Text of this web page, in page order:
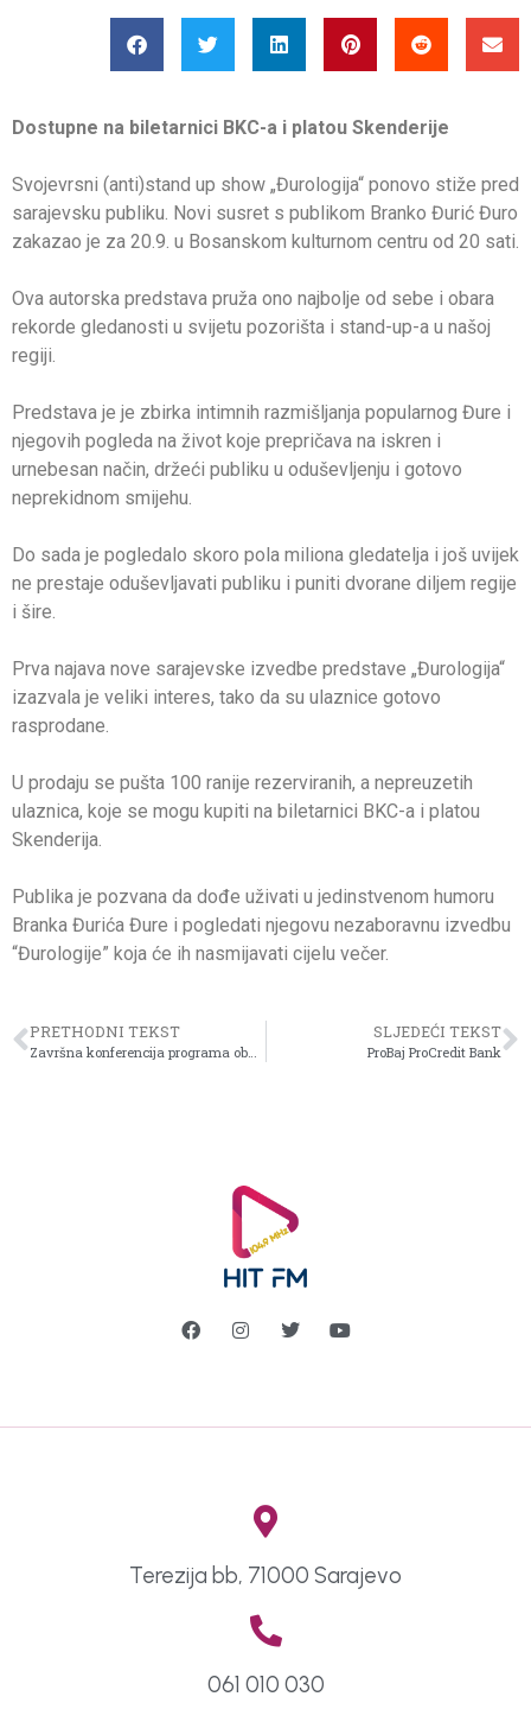
Dostupne na biletarnici BKC-a i platou Skenderije
Svojevrsni (anti)stand up show „Đurologija“ ponovo stiže pred
sarajevsku publiku. Novi susret s publikom Branko Đurić Đuro
zakazao je za 20.9. u Bosanskom kulturnom centru od 20 sati.
Ova autorska predstava pruža ono najbolje od sebe i obara
rekorde gledanosti u svijetu pozorišta i stand-up-a u našoj
regiji.
Predstava je je zbirka intimnih razmišljanja popularnog Đure i
njegovih pogleda na život koje prepričava na iskren i
urnebesan način, držeći publiku u oduševljenju i gotovo
neprekidnom smijehu.
Do sada je pogledalo skoro pola miliona gledatelja i još uvijek
ne prestaje oduševljavati publiku i puniti dvorane diljem regije
i šire.
Prva najava nove sarajevske izvedbe predstave „Đurologija“
izazvala je veliki interes, tako da su ulaznice gotovo
rasprodane.
U prodaju se pušta 100 ranije rezerviranih, a nepreuzetih
ulaznica, koje se mogu kupiti na biletarnici BKC-a i platou
Skenderija.
Publika je pozvana da dođe uživati u jedinstvenom humoru
Branka Đurića Đure i pogledati njegovu nezaboravnu izvedbu
“Đurologije” koja će ih nasmijavati cijelu večer.
PRETHODNI TEKST SLJEDEĆI TEKST
ProBaj ProCredit Bank
Terezija bb, 71000 Sarajevo
061 010 030